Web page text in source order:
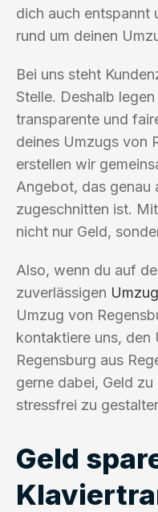
dich auch entspannt
rund um deinen
Bei uns steht
Stelle. Deshalb
transparente und
deines Umzugs von
erstellen wir
Angebot, das genau
zugeschnitten ist.
nicht nur Geld,
Also, wenn du auf
zuverlässigen
Umzug von
kontaktiere uns, den
Regensburg aus
gerne dabei, Geld
stressfrei zu
Geld